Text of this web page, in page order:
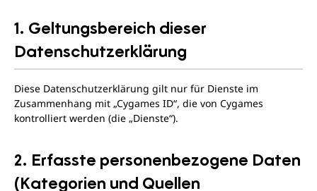
1. Geltungsbereich dieser
Datenschutzerklärung
Diese Datenschutzerklärung gilt nur für Dienste im
Zusammenhang mit „Cygames ID“, die von Cygames
kontrolliert werden (die „Dienste“).
2. Erfasste personenbezogene Daten
(Kategorien und Quellen